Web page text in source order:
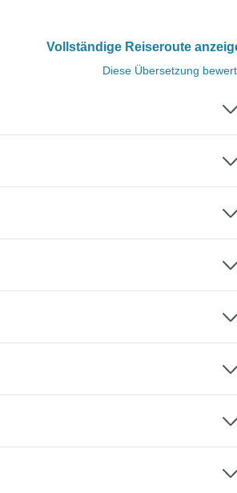
Vollständige Reiseroute
Diese Übersetzung